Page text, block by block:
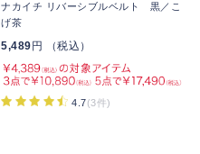
ナカイチ リバーシブルベルト 黒／こ
げ茶
5,489 円 （税込）
4.7(3件)